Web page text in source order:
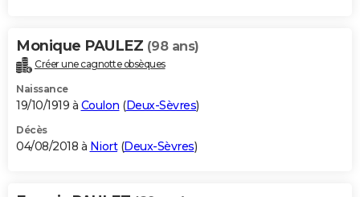
Monique PAULEZ (98 ans)
Créer une cagnotte obsèques
Naissance
19/10/1919 à Coulon (Deux-Sèvres)
Décès
04/08/2018 à Niort(Deux-Sèvres)